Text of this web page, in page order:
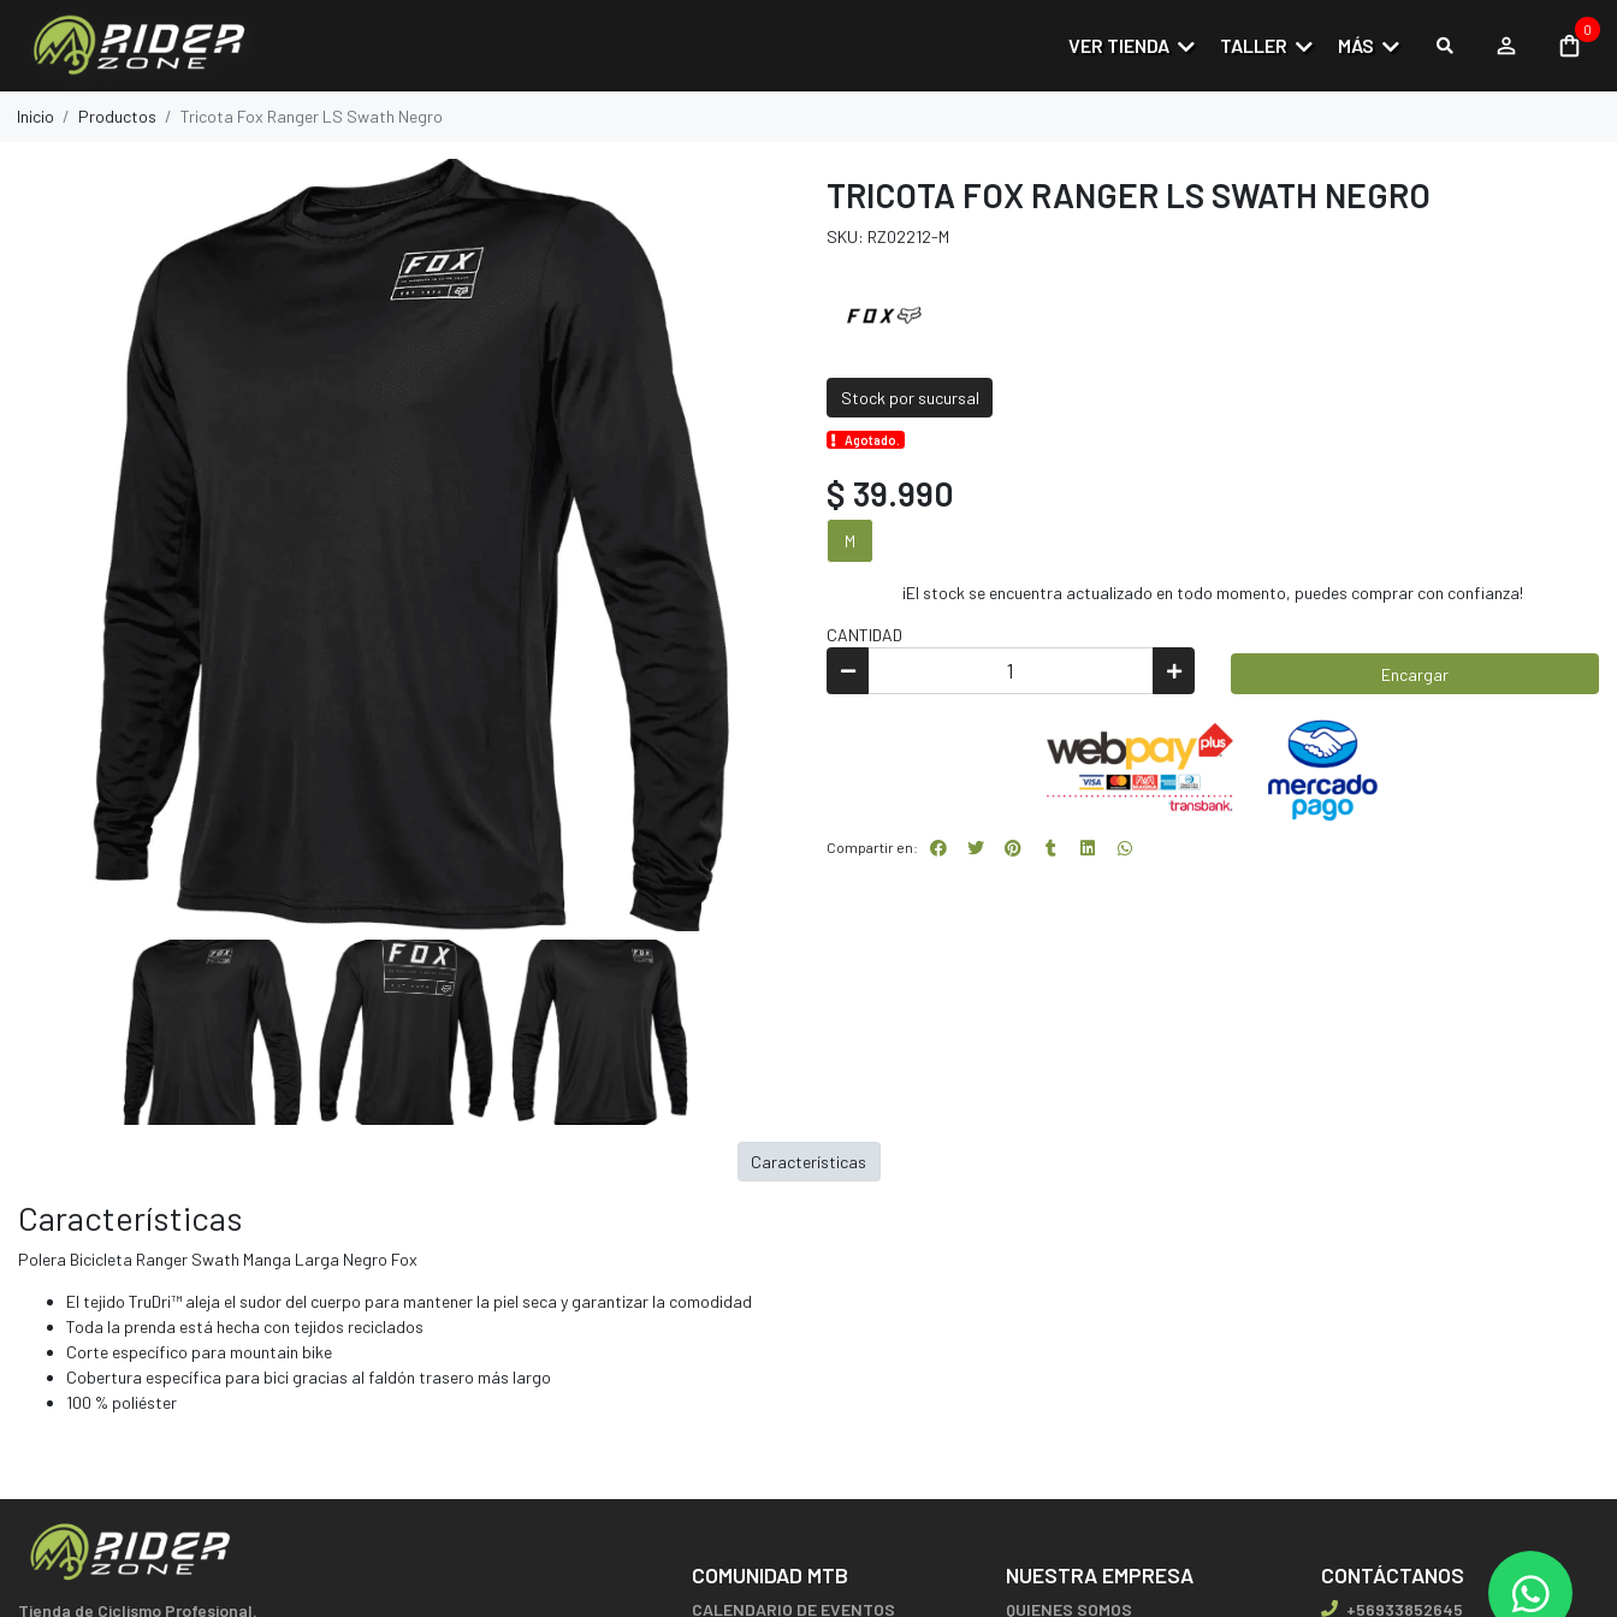
VER TIENDA TALLER MÁS
0
Inicio Productos Tricota Fox Ranger LS Swath Negro
TRICOTA FOX RANGER LS SWATH NEGRO
SKU: RZ02212-M
Stock por sucursal
Agotado.
$ 39.990
M
¡El stock se encuentra actualizado en todo momento, puedes comprar con confianza!
CANTIDAD
Encargar
Compartir en:
Características
Polera Bicicleta Ranger Swath Manga Larga Negro Fox
El tejido TruDri™ aleja el sudor del cuerpo para mantener la piel seca y garantizar la comodidad
Toda la prenda está hecha con tejidos reciclados
Corte específico para mountain bike
Cobertura específica para bici gracias al faldón trasero más largo
100 % poliéster
Características
Tienda de Ciclismo Profesional.
COMUNIDAD MTB
CALENDARIO DE EVENTOS
NUESTRA EMPRESA
QUIENES SOMOS
CONTÁCTANOS
+56933852645